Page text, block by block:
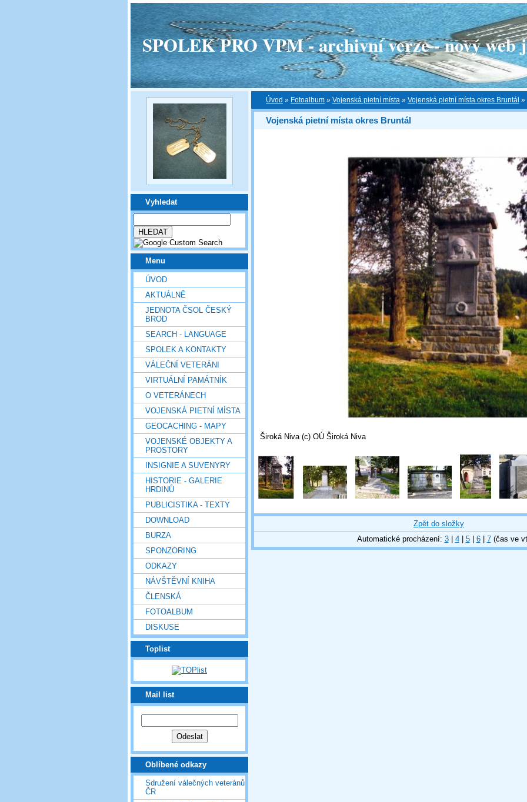
SPOLEK PRO VPM - archivní verze - nový web
Vyhledat
Menu
ÚVOD
AKTUÁLNĚ
JEDNOTA ČSOL ČESKÝ
BROD
SEARCH - LANGUAGE
SPOLEK A KONTAKTY
VÁLEČNÍ VETERÁNI
VIRTUÁLNÍ PAMÁTNÍK
O VETERÁNECH
VOJENSKÁ PIETNÍ MÍSTA
GEOCACHING - MAPY
VOJENSKÉ OBJEKTY A
PROSTORY
INSIGNIE A SUVENYRY
HISTORIE - GALERIE
HRDINŮ
PUBLICISTIKA - TEXTY
DOWNLOAD
BURZA
SPONZORING
ODKAZY
NÁVŠTĚVNÍ KNIHA
ČLENSKÁ
FOTOALBUM
DISKUSE
Toplist
Mail list
Oblíbené odkazy
Sdružení válečných veteránů
ČR
Úvod » Fotoalbum » Vojenská pietní místa » Vojenská pietní místa okres Bruntál »
Vojenská pietní místa okres Bruntál
Široká Niva (c) OÚ Široká Niva
Zpět do složky
Automatické procházení: 3| 4| 5| 6| 7(čas ve